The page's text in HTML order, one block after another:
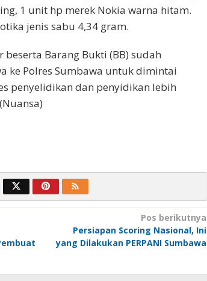
1 unit hp merek Nokia warna hitam.
jenis sabu 4,34 gram.
beserta Barang Bukti (BB) sudah
ke Polres Sumbawa untuk dimintai
penyelidikan dan penyidikan lebih
Pos berikutnya
Persiapan Scoring Nasional, Ini
yang Dilakukan PERPANI Sumbawa